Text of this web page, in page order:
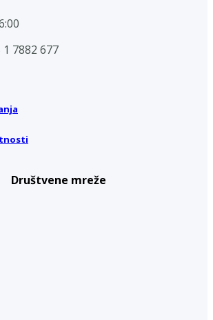
1 7882 677
Društvene mreže